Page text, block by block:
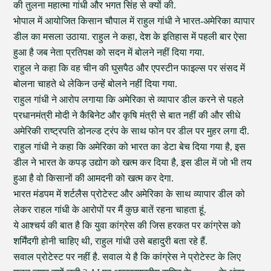
की तुलना महात्मा गांधी और भगत सिंह से क्यों की.
भोपाल में आयोजित किसान चौपाल में राहुल गांधी ने भारत-अमेरिका व्पापार
डील का मसला उठाया. राहुल ने कहा, देश के इतिहास में पहली बार ऐसा
हुआ है जब नेता प्रतिपक्ष को सदन में बोलने नहीं दिया गया.
राहुल ने कहा कि वह चीन की घुसपैठ और एपस्टीन फाइल्स पर संसद में
बोलना चाहते थे लेकिन उन्हें बोलने नहीं दिया गया.
राहुल गांधी ने आरोप लगाया कि अमेरिका से व्यापार डील करने से पहले
प्रधानमंत्री मोदी ने कैबिनेट और कृषि मंत्री से बात नहीं की और सीधे
अमेरिकी राष्ट्रपति डोनल्ड ट्रंप के साथ फोन पर डील पर मुहर लगा दी.
राहुल गांधी ने कहा कि अमेरिका को भारत का डेटा बेच दिया गया है, इस
डील ने भारत के कपड़ उद्योग को खत्म कर दिया है, इस डील में जो भी तय
हुआ है वो किसानों की आमदनी को खत्म कर देगा.
भारत मंडपम में शर्टलैस प्रोटेस्ट और अमेरिका के साथ व्यापार डील को
लेकर राहल गांधी के आरोपों पर मैं कुछ बातें रहना चाहता हूं.
ये आश्चर्य की बात है कि युवा कांग्रेस की जिस हरकत पर कांग्रेस को
शर्मिंदगी होनी चाहिए थी, राहुल गांधी उसे बहादुरी बता रहे हैं.
सवाल प्रोटेस्ट पर नहीं है. सवाल ये है कि कांग्रेस ने प्रोटेस्ट के लिए